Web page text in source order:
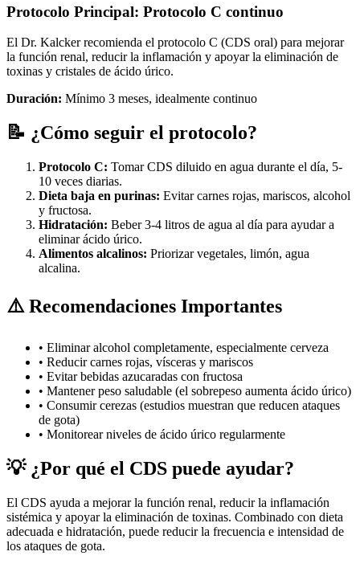
Protocolo Principal: Protocolo C continuo
El Dr. Kalcker recomienda el protocolo C (CDS oral) para mejorar
la función renal, reducir la inflamación y apoyar la eliminación de
toxinas y cristales de ácido úrico.
Duración: Mínimo 3 meses, idealmente continuo
📝 ¿Cómo seguir el protocolo?
Protocolo C: Tomar CDS diluido en agua durante el día, 5-
10 veces diarias.
Dieta baja en purinas: Evitar carnes rojas, mariscos, alcohol
y fructosa.
Hidratación: Beber 3-4 litros de agua al día para ayudar a
eliminar ácido úrico.
Alimentos alcalinos: Priorizar vegetales, limón, agua
alcalina.
⚠️ Recomendaciones Importantes
• Eliminar alcohol completamente, especialmente cerveza
• Reducir carnes rojas, vísceras y mariscos
• Evitar bebidas azucaradas con fructosa
• Mantener peso saludable (el sobrepeso aumenta ácido úrico)
• Consumir cerezas (estudios muestran que reducen ataques
de gota)
• Monitorear niveles de ácido úrico regularmente
💡 ¿Por qué el CDS puede ayudar?
El CDS ayuda a mejorar la función renal, reducir la inflamación
sistémica y apoyar la eliminación de toxinas. Combinado con dieta
adecuada e hidratación, puede reducir la frecuencia e intensidad de
los ataques de gota.